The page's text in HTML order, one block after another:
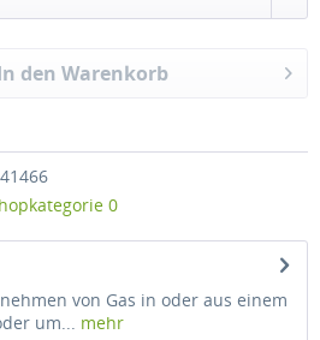
den Warenkorb
0
von Gas in oder aus einem
um... mehr